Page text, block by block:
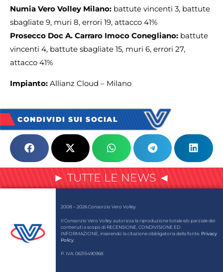
Numia Vero Volley Milano: battute vincenti 3, battute
sbagliate 9, muri 8, errori 19, attacco 41%
Prosecco Doc A. Carraro Imoco Conegliano: battute
vincenti 4, battute sbagliate 15, muri 6, errori 27,
attacco 41%
Impianto: Allianz Cloud – Milano
CONDIVIDI SUI SOCIAL
► TUTTE LE NEWS ◄
2008 – 2026 Consorzio Vero Volley
Il Consorzio Vero Volley autorizza la riproduzione totale e/o parziale dei
contenuti a scopo di RECENSIONE, CONDIVISIONE ED
INFORMAZIONE, inserendo la citazione obbligatoria della fonte. Privacy
Policy
P. IVA: 06315490968